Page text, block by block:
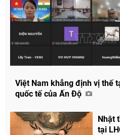
Việt Nam khẳng định vị thế
quốc tế của Ấn Độ
Nhật
tại